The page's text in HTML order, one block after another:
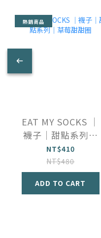
熱銷商品
EAT MY SOCKS ｜
襪子｜甜點系列｜
草莓甜甜圈
NT$410
NT$480
ADD TO CART